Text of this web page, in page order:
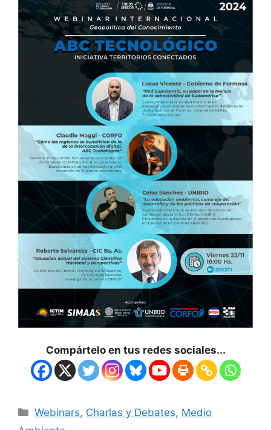
Compártelo en tus redes sociales...
Webinars, Charlas y Debates, Medio